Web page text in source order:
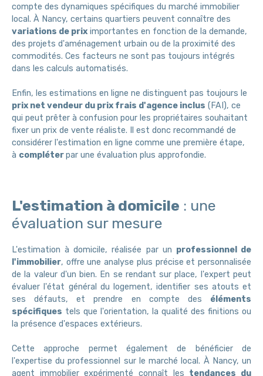
compte des dynamiques spécifiques du marché immobilier
local. À Nancy, certains quartiers peuvent connaître des
variations de prix importantes en fonction de la demande,
des projets d'aménagement urbain ou de la proximité des
commodités. Ces facteurs ne sont pas toujours intégrés
dans les calculs automatisés.
Enfin, les estimations en ligne ne distinguent pas toujours le
prix net vendeur du prix frais d'agence inclus (FAI), ce
qui peut prêter à confusion pour les propriétaires souhaitant
fixer un prix de vente réaliste. Il est donc recommandé de
considérer l'estimation en ligne comme une première étape,
à compléterpar une évaluation plus approfondie.
L'estimation à domicile : une
évaluation sur mesure
L'estimation à domicile, réalisée par un professionnel de
l'immobilier, offre une analyse plus précise et personnalisée
de la valeur d'un bien. En se rendant sur place, l'expert peut
évaluer l'état général du logement, identifier ses atouts et
ses défauts, et prendre en compte des éléments
spécifiques tels que l'orientation, la qualité des finitions ou
la présence d'espaces extérieurs.
Cette approche permet également de bénéficier de
l'expertise du professionnel sur le marché local. À Nancy, un
agent immobilier expérimenté connaît les tendances du